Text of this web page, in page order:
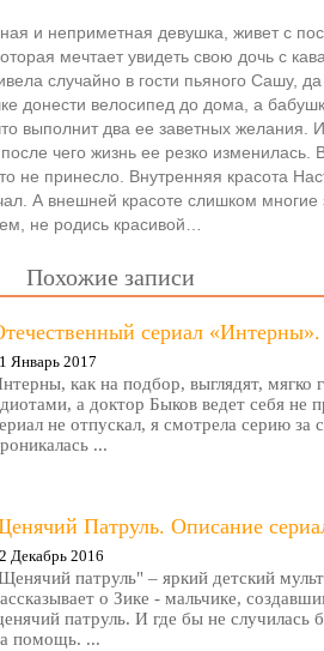
и неприметная девушка, живет с
мечтает увидеть свою дочь с
случайно в гости пьяного Сашу, да
донести велосипед до дома, а
выполнит два ее заветных желания.
чего жизнь ее резко изменилась.
не принесло. Внутренняя красота
А внешней красоте слишком многие
не родись красивой…
Похожие записи
сериал
Январь 2017
как на подбор, выглядят, мягко
а доктор Быков ведет себя не
не отпускал, я смотрела серию за
...
Патруль. Описание
Декабрь 2016
патруль" – яркий детский
о Зике - мальчике,
патруль. И где бы не случилась
помощь. ...